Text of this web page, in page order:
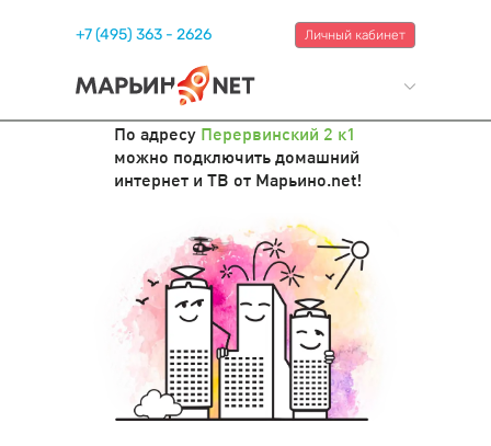
+7 (495) 363 - 2626 Личный кабинет
По адресу Перервинский 2 к1
можно подключить домашний
интернет и ТВ от Марьино.net!